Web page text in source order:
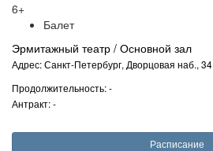
6+
Балет
Эрмитажный театр / Основной зал
Адрес: Санкт-Петербург, Дворцовая наб., 34
Продолжительность: -
Антракт: -
Расписание